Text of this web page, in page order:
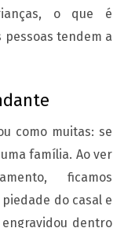
o que é
tendem a
como muitas: se
família. Ao ver
ficamos
do casal e
dentro